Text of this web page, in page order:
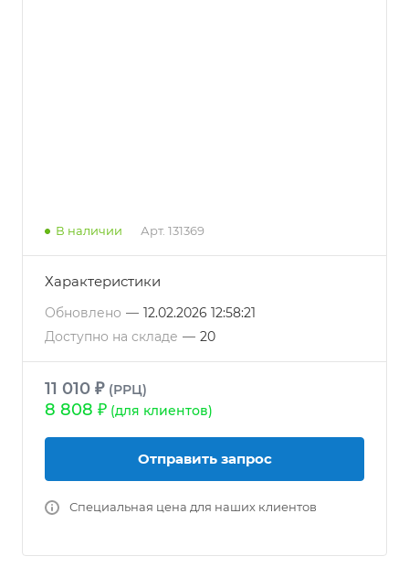
В наличии Арт. 131369
Характеристики
Обновлено — 12.02.2026 12:58:21
Доступно на складе — 20
11 010 ₽ (РРЦ)
8 808 ₽ (для клиентов)
Отправить запрос
Специальная цена для наших клиентов